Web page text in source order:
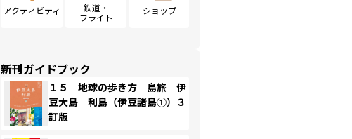
アクティビティ
鉄道・
フライト
ショップ
新刊ガイドブック
１５ 地球の歩き方 島旅 伊
豆大島 利島（伊豆諸島①）３
訂版